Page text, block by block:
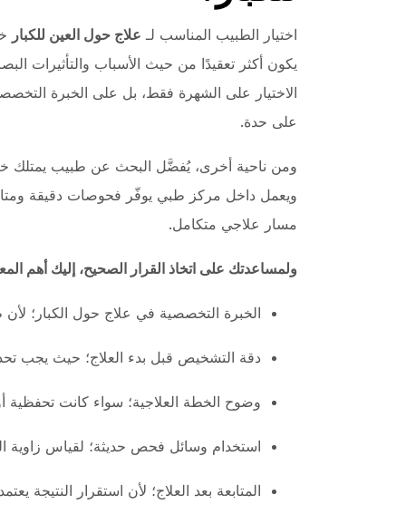
اختيار الطبيب المناسب لـ علاج حول العين للكبار
يكون أكثر تعقيدًا من حيث الأسباب والتأثيرات
الاختيار على الشهرة فقط، بل على الخبرة
على حدة.
ومن ناحية أخرى، يُفضَّل البحث عن طبيب يمتلك
ويعمل داخل مركز طبي يوفّر فحوصات دقيقة
مسار علاجي متكامل.
ولمساعدتك على اتخاذ القرار الصحيح، إليك أهم
الخبرة التخصصية في علاج حول الكبار؛
دقة التشخيص قبل بدء العلاج؛ حيث يجب
وضوح الخطة العلاجية؛ سواء كانت
استخدام وسائل فحص حديثة؛ لقياس زاوية
المتابعة بعد العلاج؛ لأن استقرار النتيجة